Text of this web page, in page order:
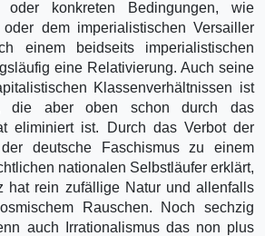
oder konkreten Bedingungen, wie
oder dem imperialistischen Versailler
einem beidseits imperialistischen
eine Relativierung. Auch seine
Klassenverhältnissen ist
die aber oben schon durch das
eliminiert ist. Durch das Verbot der
deutsche Faschismus zu einem
nationalen Selbstläufer erklärt,
hat rein zufällige Natur und allenfalls
Rauschen. Noch sechzig
auch Irrationalismus das non plus